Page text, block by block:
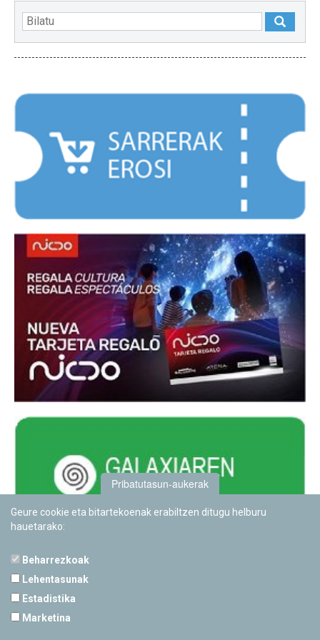
Pribatutasun-aukerak
Geure cookie eta bitartekoenak erabiltzen ditugu helburu
hauetarako:
Beharrezkoak
Lehentasunak
Estadistika
Marketina